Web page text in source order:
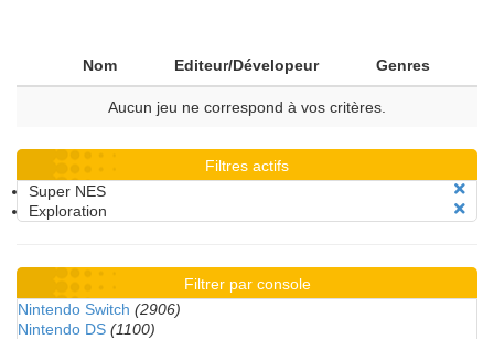
Nom Editeur/Dévelopeur Genres
Aucun jeu ne correspond à vos critères.
Filtres actifs
Super NES
Exploration
Filtrer par console
Nintendo Switch (2906)
Nintendo DS (1100)